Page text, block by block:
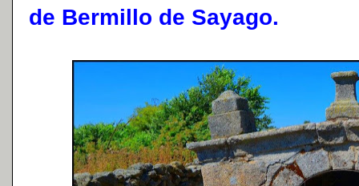
de Bermillo de Sayago.